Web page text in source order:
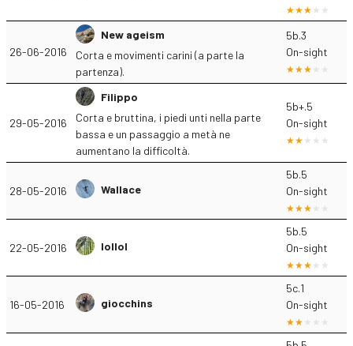
26-06-2016
New ageism
Corta e movimenti carini (a parte la
partenza).
5b.3
On-sight
29-05-2016
Filippo
Corta e bruttina, i piedi unti nella parte
bassa e un passaggio a metà ne
aumentano la difficoltà.
5b+.5
On-sight
28-05-2016 Wallace
5b.5
On-sight
22-05-2016 lollol
5b.5
On-sight
16-05-2016 giocchins
5c.1
On-sight